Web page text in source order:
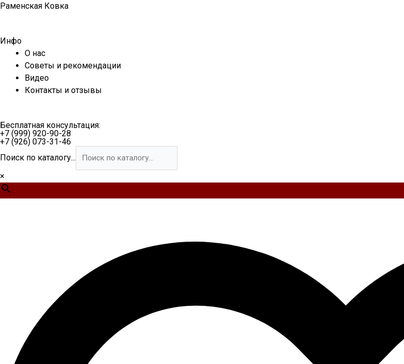
Перейти
Раменская Ковка
Инфо
О нас
Советы и рекомендации
Видео
Контакты и отзывы
Бесплатная консультация:
+7 (999) 920-90-28
+7 (926) 073-31-46
Поиск по каталогу...
×